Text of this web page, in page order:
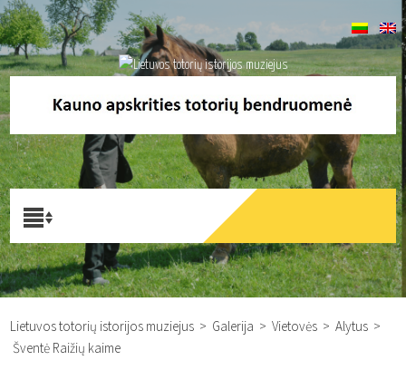
Lietuvos totorių istorijos muziejus > Galerija >Vietovės >Alytus >
Šventė Raižių kaime